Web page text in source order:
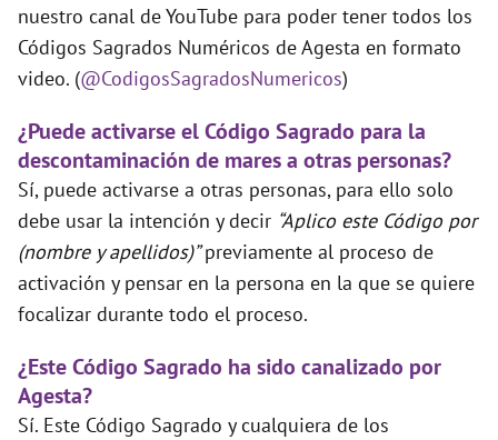
nuestro canal de YouTube para poder tener todos los
Códigos Sagrados Numéricos de Agesta en formato
video. (@CodigosSagradosNumericos)
¿Puede activarse el Código Sagrado para la
descontaminación de mares a otras personas?
Sí, puede activarse a otras personas, para ello solo
debe usar la intención y decir “Aplico este Código por
(nombre y apellidos)”previamente al proceso de
activación y pensar en la persona en la que se quiere
focalizar durante todo el proceso.
¿Este Código Sagrado ha sido canalizado por
Agesta?
Sí. Este Código Sagrado y cualquiera de los